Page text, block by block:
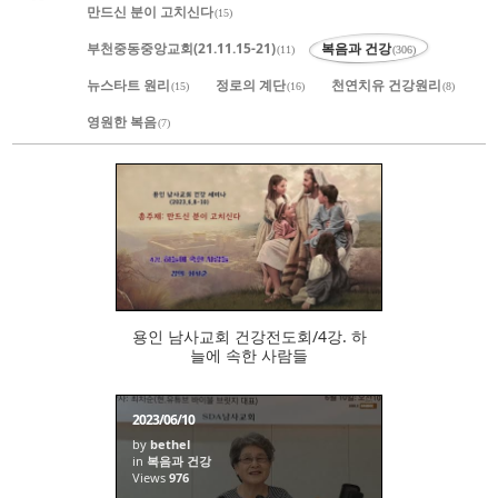
만드신 분이 고치신다(15)
부천중동중앙교회(21.11.15-21)(11) 복음과 건강(306)
뉴스타트 원리(15) 정로의 계단(16) 천연치유 건강원리(8)
영원한 복음(7)
970
용인 남사교회 건강전도회/4강. 하
늘에 속한 사람들
2023/06/10
bybethel
in 복음과 건강
Views976